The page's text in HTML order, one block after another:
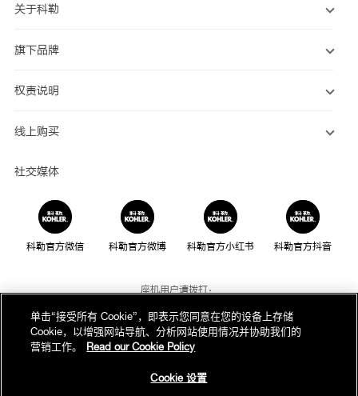
关于科勒
旗下品牌
权责说明
线上购买
社交媒体
科勒官方微信 科勒官方微博 科勒官方小红书 科勒官方抖音
座机用户请拨打：
800-820-2628
手机用户请拨打：
400-820-2628
我们的电话服务时间为：
单击“接受所有 Cookie”，即表示您同意在您的设备上存储
Cookie，以增强网站导航、分析网站使用情况并协助我们的
营销工作。
Read our Cookie Policy
Cookie 设置